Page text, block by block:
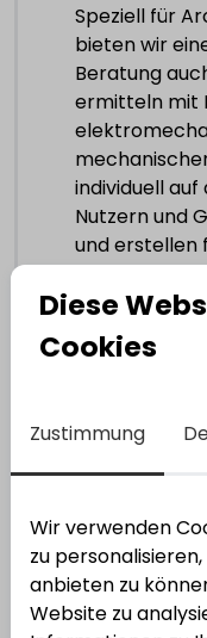
Speziell für
bieten wir
Beratung
ermitteln mit
individuell auf
Nutzern und
und erstellen
installierten
fachgerecht
Hersteller
Kontakt zu
Diese
Cookies
Zustimmung
Wir verwenden
zu
anbieten zu
Website zu